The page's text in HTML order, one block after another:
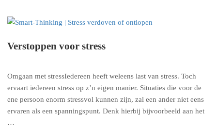
Verstoppen voor stress
Omgaan met stressIedereen heeft weleens last van stress. Toch
ervaart iedereen stress op z’n eigen manier. Situaties die voor de
ene persoon enorm stressvol kunnen zijn, zal een ander niet eens
ervaren als een spanningspunt. Denk hierbij bijvoorbeeld aan het
…